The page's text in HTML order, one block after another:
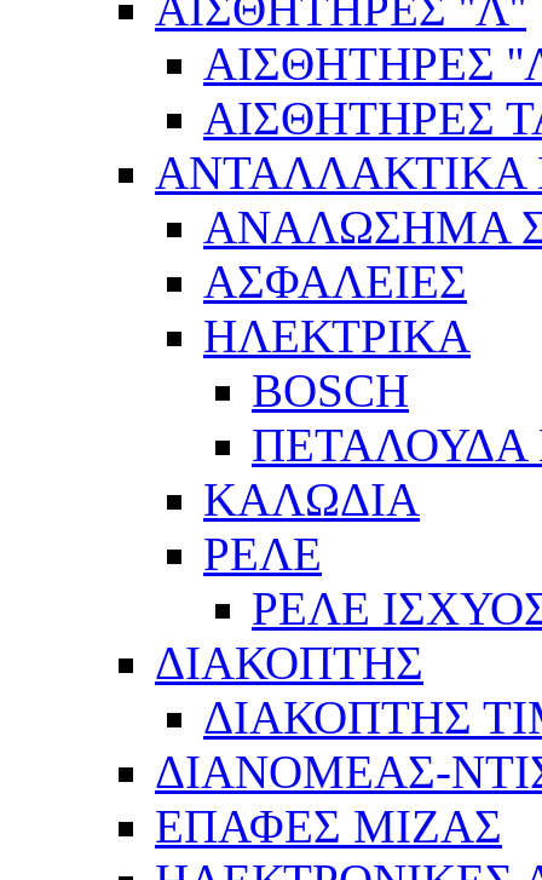
ΑΙΣΘΗΤΗΡEΣ
ΑΙΣΘΗΤΗΡEΣ
ΑΝΤΑΛΛΑΚΤΙΚΑ
ΑΝΑΛΩΣΗΜΑ
ΑΣΦΑΛΕΙΕΣ
ΗΛΕΚΤΡΙΚΑ
BOSCH
ΠΕΤΑΛΟΥΔΑ
ΚΑΛΩΔΙΑ
ΡΕΛΕ
ΡΕΛΕ
ΔΙΑΚΟΠΤΗΣ
ΔΙΑΚΟΠΤΗΣ
ΔΙΑΝΟΜΕΑΣ-
ΕΠΑΦΕΣ ΜΙΖΑΣ